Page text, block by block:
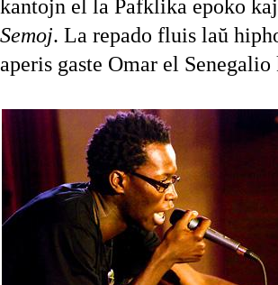
kantojn el la Pafklika epoko
Semoj. La repado fluis laŭ
aperis gaste Omar el